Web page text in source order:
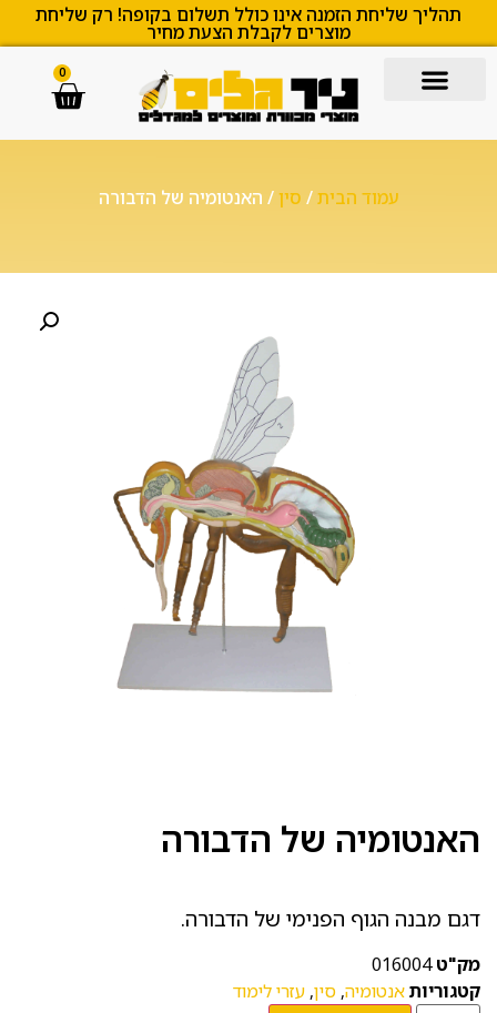
תהליך שליחת הזמנה אינו כולל תשלום בקופה! רק שליחת
מוצרים לקבלת הצעת מחיר
0
עמוד הבית/ סין/ האנטומיה של הדבורה
האנטומיה של הדבורה
דגם מבנה הגוף הפנימי של הדבורה.
מק"ט016004
קטגוריותאנטומיה, סין, עזרי לימוד